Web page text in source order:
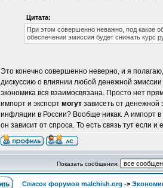
Цитата:
При этом совершенно неважно, под какое
обеспечении эмиссия будет снижать курс
Это конечно совершенно неверно, и я
дискуссию о влиянии любой денежной
экономика вся взаимосвязана. Просто нет
импорт и экспорт могут зависеть от денежной
инфляции в России? Вообще никак. А импорт
он зависит от спроса. То есть связь тут если и
Показать сообщения:
Список форумов malchish.org ->